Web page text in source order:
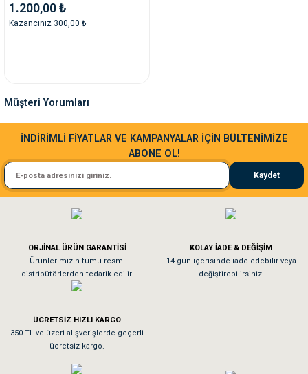
Kemikleri
Seyahat Ürünleri
1.200,00 ₺
Kazancınız 300,00 ₺
Müşteri Yorumları
Sa**** Ta******
Kedim taze mamaya bayıldı kargo fimrasın da bir sorun yaşadım ve arkadaşlar
El**** Ek******
Köpeğim bayıldı hediyeler için teşekkürler
As**** Tu******
Tavşanım kafesinin kalitesine ve paketlemesine bayıldım
Sa**** On******
İNDİRİMLİ FİYATLAR VE KAMPANYALAR İÇİN BÜLTENİMİZE
ABONE OL!
Kaydet
ORJİNAL ÜRÜN GARANTİSİ
Ürünlerimizin tümü resmi
distribütörlerden tedarik edilir.
KOLAY İADE & DEĞİŞİM
14 gün içerisinde iade edebilir veya
değiştirebilirsiniz.
ÜCRETSİZ HIZLI KARGO
350 TL ve üzeri alışverişlerde geçerli
ücretsiz kargo.